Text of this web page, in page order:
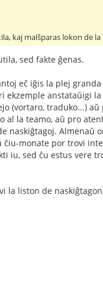
kaj malŝparas lokon de la
sed fakte ĝenas.
eĉ iĝis la plej
anstataŭigi
(vortaro, traduko...)
la teamo, aŭ pro
naskiĝtagoj. Almenaŭ
monate por trovi
iu, sed ĉu estus vere
la liston de